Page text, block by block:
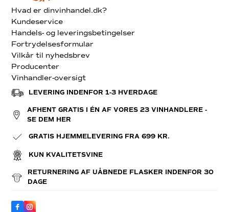
Hvad er dinvinhandel.dk?
Kundeservice
Handels- og leveringsbetingelser
Fortrydelsesformular
Vilkår til nyhedsbrev
Producenter
Vinhandler-oversigt
LEVERING INDENFOR 1-3 HVERDAGE
AFHENT GRATIS I ÉN AF VORES 23 VINHANDLERE -
SE DEM HER
GRATIS HJEMMELEVERING FRA 699 KR.
KUN KVALITETSVINE
RETURNERING AF UÅBNEDE FLASKER INDENFOR 30
DAGE